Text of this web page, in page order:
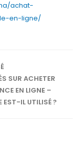
achat-
en-ligne/
SUR ACHETER
EN LIGNE –
EST-IL UTILISÉ ?